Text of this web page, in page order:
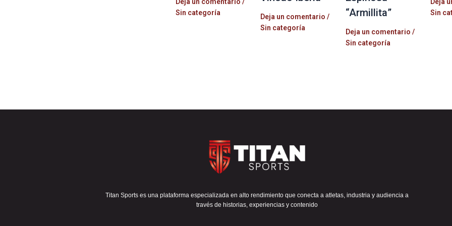
Sin categoría
Deja un comentario /
Sin categoría
“Armillita”
Deja un comentario /
Sin categoría
Sin
Titan Sports es una plataforma especializada en alto rendimiento que conecta a atletas, industria y audiencia a
través de historias, experiencias y contenido